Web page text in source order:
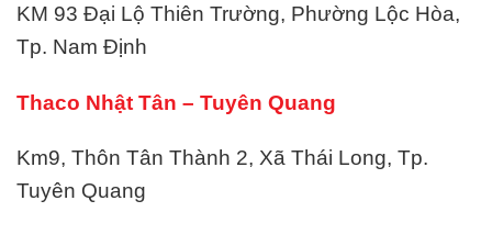
KM 93 Đại Lộ Thiên Trường, Phường Lộc Hòa,
Tp. Nam Định
Thaco Nhật Tân – Tuyên Quang
Km9, Thôn Tân Thành 2, Xã Thái Long, Tp.
Tuyên Quang